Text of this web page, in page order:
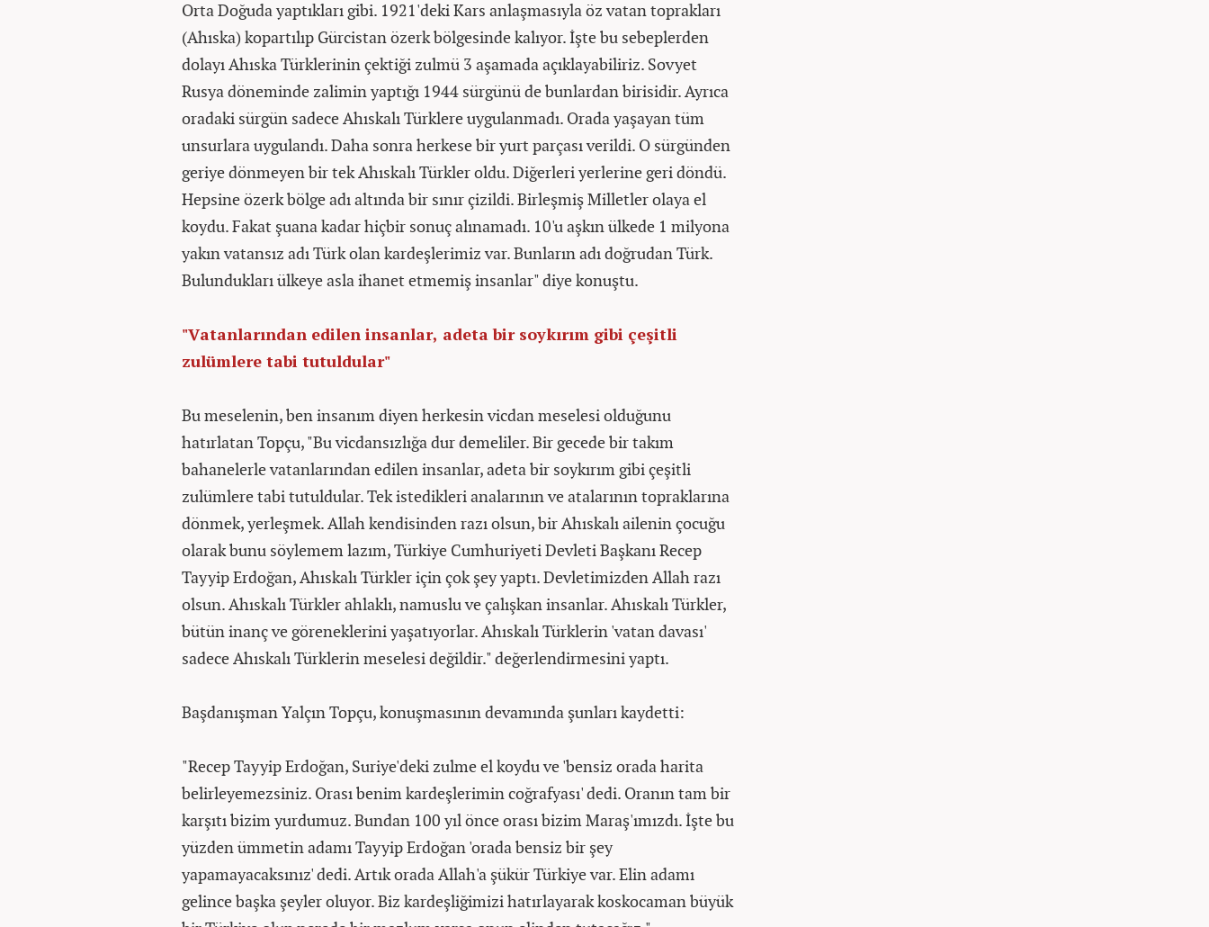
Orta Doğuda yaptıkları gibi. 1921'deki Kars anlaşmasıyla öz vatan toprakları
(Ahıska) kopartılıp Gürcistan özerk bölgesinde kalıyor. İşte bu sebeplerden
dolayı Ahıska Türklerinin çektiği zulmü 3 aşamada açıklayabiliriz. Sovyet
Rusya döneminde zalimin yaptığı 1944 sürgünü de bunlardan birisidir. Ayrıca
oradaki sürgün sadece Ahıskalı Türklere uygulanmadı. Orada yaşayan tüm
unsurlara uygulandı. Daha sonra herkese bir yurt parçası verildi. O sürgünden
geriye dönmeyen bir tek Ahıskalı Türkler oldu. Diğerleri yerlerine geri döndü.
Hepsine özerk bölge adı altında bir sınır çizildi. Birleşmiş Milletler olaya el
koydu. Fakat şuana kadar hiçbir sonuç alınamadı. 10'u aşkın ülkede 1 milyona
yakın vatansız adı Türk olan kardeşlerimiz var. Bunların adı doğrudan Türk.
Bulundukları ülkeye asla ihanet etmemiş insanlar" diye konuştu.
"Vatanlarından edilen insanlar, adeta bir soykırım gibi çeşitli
zulümlere tabi tutuldular"
Bu meselenin, ben insanım diyen herkesin vicdan meselesi olduğunu
hatırlatan Topçu, "Bu vicdansızlığa dur demeliler. Bir gecede bir takım
bahanelerle vatanlarından edilen insanlar, adeta bir soykırım gibi çeşitli
zulümlere tabi tutuldular. Tek istedikleri analarının ve atalarının topraklarına
dönmek, yerleşmek. Allah kendisinden razı olsun, bir Ahıskalı ailenin çocuğu
olarak bunu söylemem lazım, Türkiye Cumhuriyeti Devleti Başkanı Recep
Tayyip Erdoğan, Ahıskalı Türkler için çok şey yaptı. Devletimizden Allah razı
olsun. Ahıskalı Türkler ahlaklı, namuslu ve çalışkan insanlar. Ahıskalı Türkler,
bütün inanç ve göreneklerini yaşatıyorlar. Ahıskalı Türklerin 'vatan davası'
sadece Ahıskalı Türklerin meselesi değildir." değerlendirmesini yaptı.
Başdanışman Yalçın Topçu, konuşmasının devamında şunları kaydetti:
"Recep Tayyip Erdoğan, Suriye'deki zulme el koydu ve 'bensiz orada harita
belirleyemezsiniz. Orası benim kardeşlerimin coğrafyası' dedi. Oranın tam bir
karşıtı bizim yurdumuz. Bundan 100 yıl önce orası bizim Maraş'ımızdı. İşte bu
yüzden ümmetin adamı Tayyip Erdoğan 'orada bensiz bir şey
yapamayacaksınız' dedi. Artık orada Allah'a şükür Türkiye var. Elin adamı
gelince başka şeyler oluyor. Biz kardeşliğimizi hatırlayarak koskocaman büyük